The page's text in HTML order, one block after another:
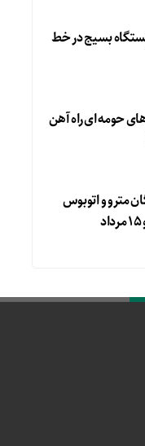
بسیج در خط
حومه ای راه آهن
مترو و اتوبوس